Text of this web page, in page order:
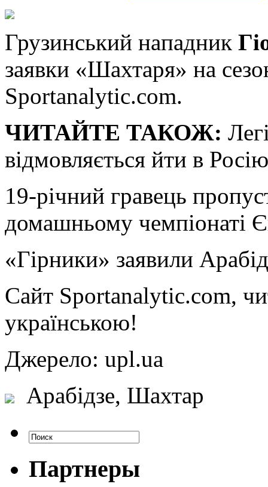
Грузинський нaпaдник
заявки «Шахтаря» на
Sportanalytic.com.
ЧИТАЙТЕ ТАКОЖ:
відмовляється йти в Росію
19-річний гравець
домашньому чемпіонаті
«Гірники» заявили
Сайт Sportanalytic.com,
українською!
Джерело: upl.ua
Арабідзе, Шахтар
Партнеры